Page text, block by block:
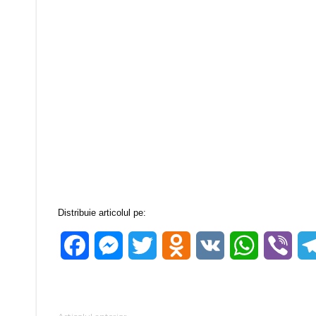
Distribuie articolul pe:
FacebookMessenger
Twitter Odnoklassniki
VK WhatsApp
Viber